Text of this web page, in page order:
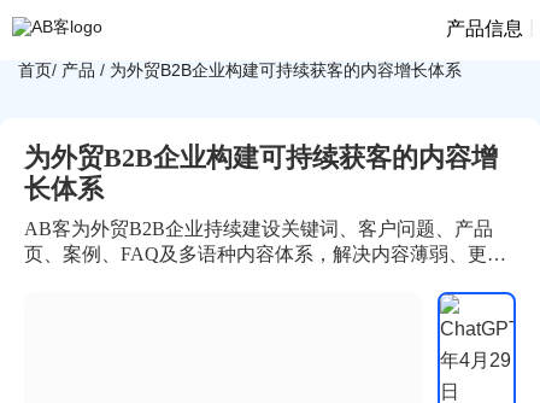
产品信息
首页/ 产品 / 为外贸B2B企业构建可持续获客的内容增长体系
为外贸B2B企业构建可持续获客的内容增
长体系
AB客为外贸B2B企业持续建设关键词、客户问题、产品
页、案例、FAQ及多语种内容体系，解决内容薄弱、更新